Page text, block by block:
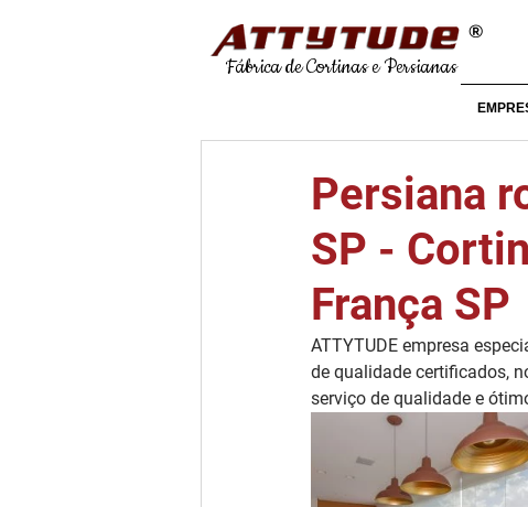
Fábrica de Cortinas e Persianas
®
Persiana
SP -
França SP
ATTYTUDE empresa
de qualidade certificados,
serviço de qualidade e